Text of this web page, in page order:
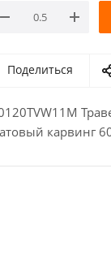
Поделиться
карвинг